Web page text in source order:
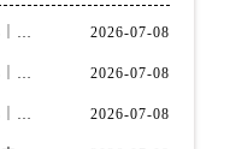
亲身探访萧邦南宁官方售后服务中心｜网点地址与电话（2026年7月最新） 2026-07-08
亲身探访萧邦惠州官方售后服务中心｜网点地址及热线（2026年7月最新） 2026-07-08
亲身探访萧邦唐山官方售后服务中心｜全新地址及服务热线（2026年7月最新） 2026-07-08